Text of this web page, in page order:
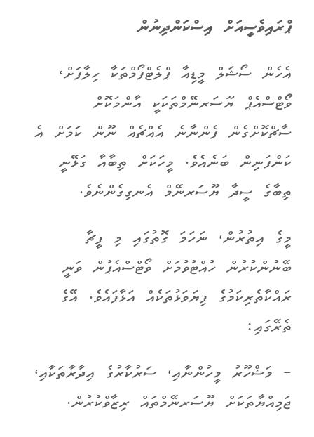
ޕްރައިވެސީއަށް އިސްކަންދިނުން
އެހެން ސޯޝަލް މީޑިއާ ޕްލެޓްފޯމްތަކާ ހިލާފަށް،
ވޯޓްސްއެޕް ޔޫސަރނޭމްތަކަކީ އާންމުކޮށް
ސާޗްކޮށްގެން ފެންނާނެ އެއްޗެއް ނޫން ކަމަށް އެ
ކުންފުނިން ބުނެއެވެ. މީހަކަށް ތިބާއާ ގުޅޭނީ
ތިބާގެ ސީދާ ޔޫސަރނޭމް އެނގިގެންނެވެ.
މީގެ އިތުރުން، ނަހަމަ ގޮތުގައި މި ފީޗާ
ބޭނުންކުރުން ހުއްޓުވުމަށް ވޯޓްސްއެޕުން ވަނީ
ރައްކާތެރިކަމުގެ ފިޔަވަޅުތަކެއް އަޅާފައެވެ. އޭގެ
ތެރޭގައި:
- މަޝްހޫރު މީހުންނާއި، ސަރުކާރުގެ އިދާރާތަކާއި،
ޖަމިއްޔާތަކަށް ޔޫސަރނޭމްތައް ރިޒާވްކުރުން.